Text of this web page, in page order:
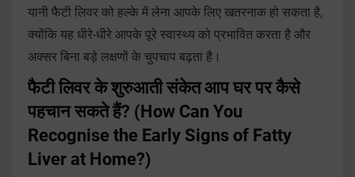
यानी फैटी लिवर को हल्के में लेना आपके लिए खतरनाक हो सकता है,
क्योंकि यह धीरे-धीरे आपके पूरे स्वास्थ्य को प्रभावित करता है और
अक्सर बिना बड़े लक्षणों के चुपचाप बढ़ता है।
फैटी लिवर के शुरुआती संकेत आप घर पर कैसे
पहचान सकते हैं? (How Can You
Recognise the Early Signs of Fatty
Liver at Home?)